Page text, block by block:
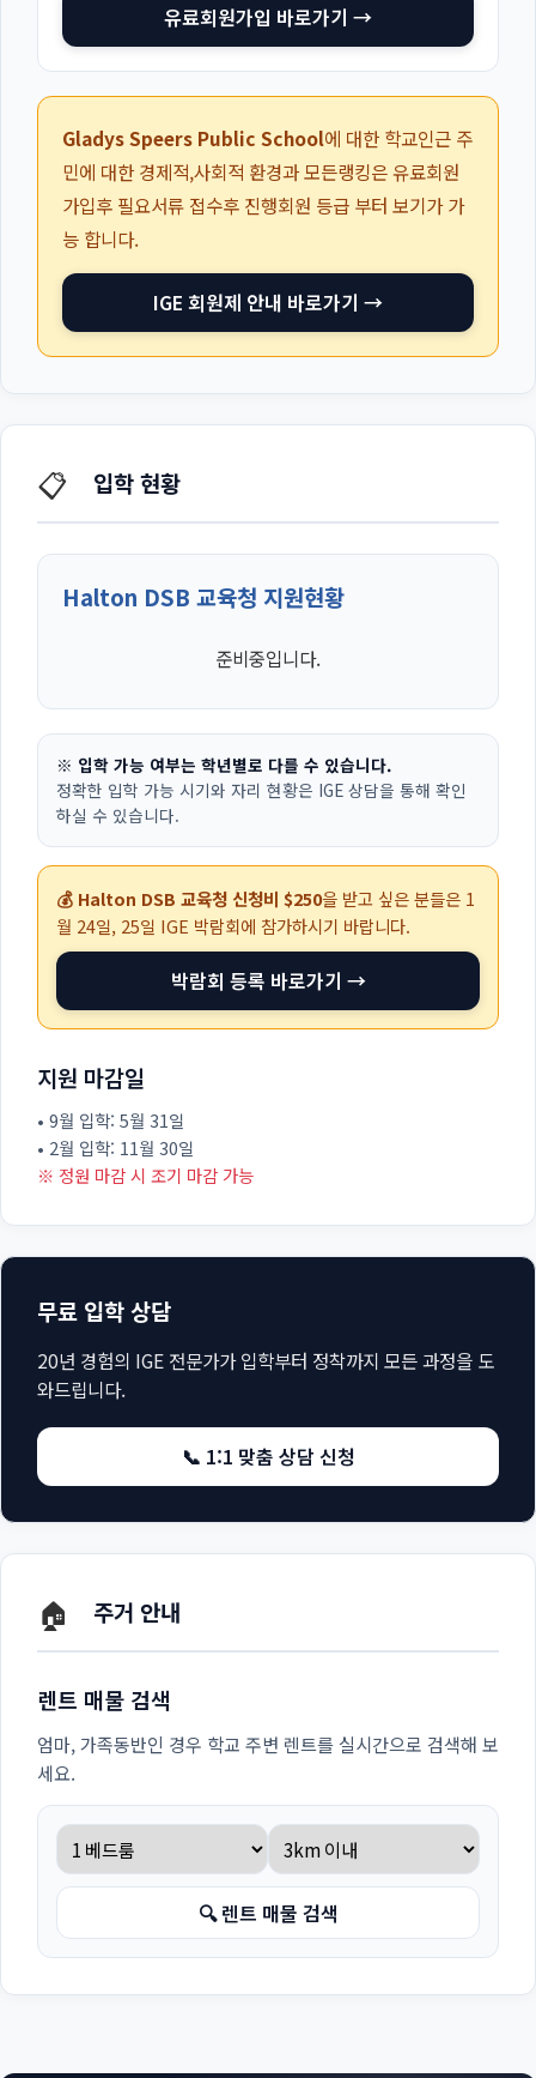
유료회원가입 바로가기 →
Gladys Speers Public School에 대한 학교인근 주
민에 대한 경제적,사회적 환경과 모든랭킹은 유료회원
가입후 필요서류 접수후 진행회원 등급 부터 보기가 가
능 합니다.
IGE 회원제 안내 바로가기 →
📋 입학 현황
Halton DSB 교육청 지원현황
준비중입니다.
※ 입학 가능 여부는 학년별로 다를 수 있습니다.
정확한 입학 가능 시기와 자리 현황은 IGE 상담을 통해 확인
하실 수 있습니다.
💰 Halton DSB 교육청 신청비 $250을 받고 싶은 분들은 1
월 24일, 25일 IGE 박람회에 참가하시기 바랍니다.
박람회 등록 바로가기 →
지원 마감일
• 9월 입학: 5월 31일
• 2월 입학: 11월 30일
※ 정원 마감 시 조기 마감 가능
무료 입학 상담
20년 경험의 IGE 전문가가 입학부터 정착까지 모든 과정을 도
와드립니다.
📞 1:1 맞춤 상담 신청
🏠 주거 안내
렌트 매물 검색
엄마, 가족동반인 경우 학교 주변 렌트를 실시간으로 검색해 보
세요.
🔍 렌트 매물 검색